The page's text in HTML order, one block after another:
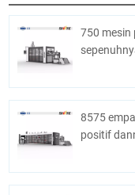
750 mesin
8575
positif